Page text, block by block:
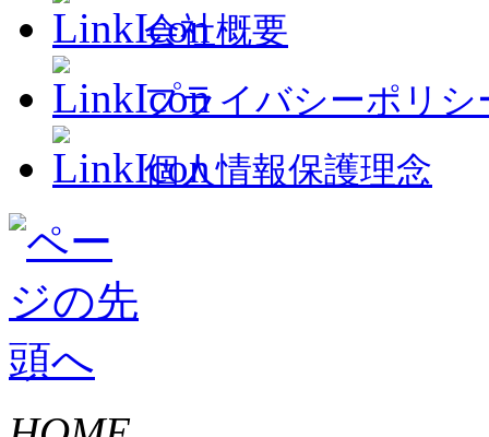
会社概要
プライバシーポリシ
個人情報保護理念